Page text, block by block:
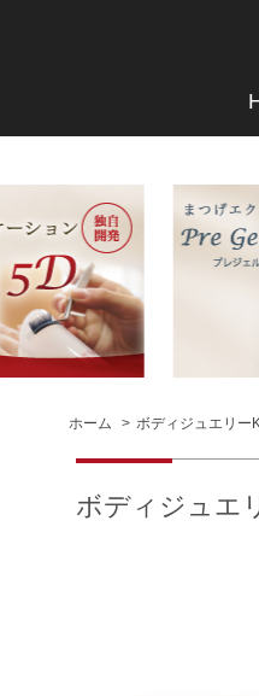
ホーム > ボディジュエリー
ボディジュエ